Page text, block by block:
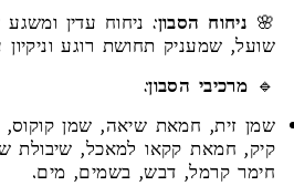
🌸 ניחוח הסבון: ניחוח עדין
שועל, שמעניק תחושת רוגע
🔹 מרכיבי הסבון:
שמן זית, חמאת שיאה, שמן קוקוס,
קיק, חמאת קקאו למאכל, שיבולת
חימר קרמל, דבש, בשמים, מים.